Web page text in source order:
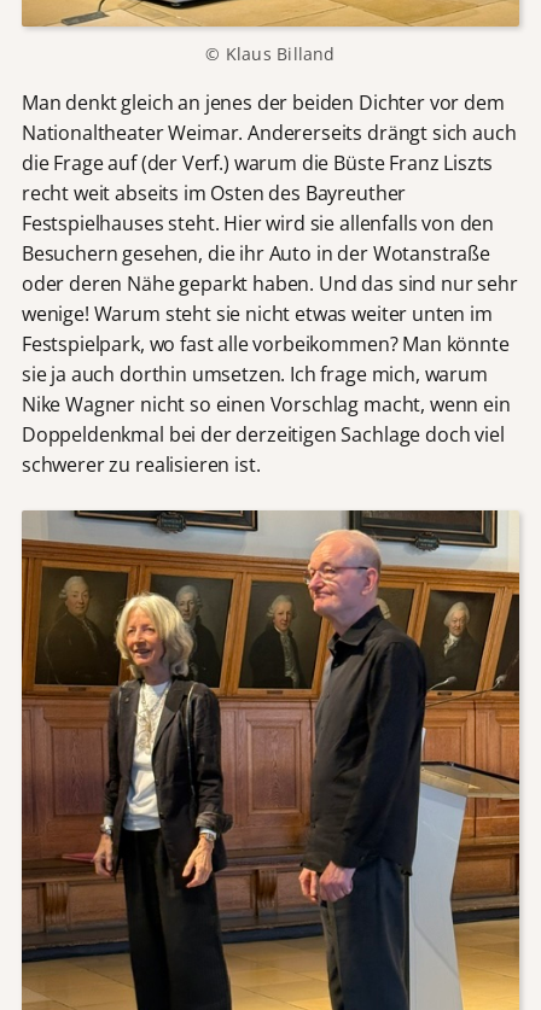
© Klaus Billand
Man denkt gleich an jenes der beiden Dichter vor dem
Nationaltheater Weimar. Andererseits drängt sich auch
die Frage auf (der Verf.) warum die Büste Franz Liszts
recht weit abseits im Osten des Bayreuther
Festspielhauses steht. Hier wird sie allenfalls von den
Besuchern gesehen, die ihr Auto in der Wotanstraße
oder deren Nähe geparkt haben. Und das sind nur sehr
wenige! Warum steht sie nicht etwas weiter unten im
Festspielpark, wo fast alle vorbeikommen? Man könnte
sie ja auch dorthin umsetzen. Ich frage mich, warum
Nike Wagner nicht so einen Vorschlag macht, wenn ein
Doppeldenkmal bei der derzeitigen Sachlage doch viel
schwerer zu realisieren ist.